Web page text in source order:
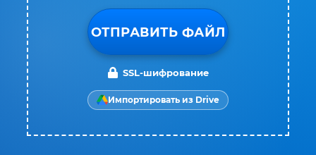
ОТПРАВИТЬ ФАЙЛ
SSL-шифрование
Импортировать из Drive